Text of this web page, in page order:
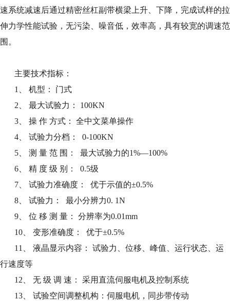
速系统减速后通过精密丝杠副带横梁上升、下降，完成试样的拉
伸力学性能试验，无污染、噪音低，效率高，具有较宽的调速范
围。
主要技术指标：
1、 机型： 门式
2、 最大试验力： 100KN
3、 操 作 方式： 全中文菜单操作
4、 试验力分档： 0-100KN
5、 测 量 范 围： 最大试验力的1%—100%
6、 精 度 级 别： 0.5级
7、 试验力准确度： 优于示值的±0.5%
8、 试验力： 最小分辨力0. 1N
9、 位 移 测 量： 分辨率为0.01mm
10、 变形准确度： 优于±0.5%
11、 液晶显示内容： 试验力、位移、峰值、运行状态、运
行速度等
12、 无 级 调 速： 采用直流伺服电机及控制系统
13、 试验空间调整机构：伺服电机，同步带传动